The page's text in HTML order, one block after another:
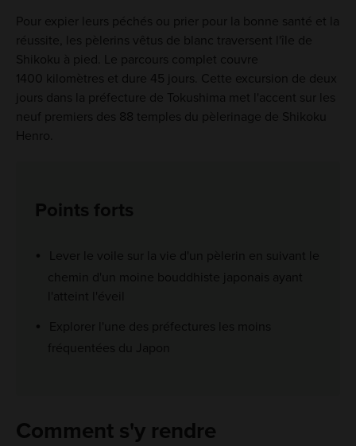
Pour expier leurs péchés ou prier pour la bonne santé et la
réussite, les pèlerins vêtus de blanc traversent l'île de
Shikoku à pied. Le parcours complet couvre
1400 kilomètres et dure 45 jours. Cette excursion de deux
jours dans la préfecture de Tokushima met l'accent sur les
neuf premiers des 88 temples du pèlerinage de Shikoku
Henro.
Points forts
Lever le voile sur la vie d'un pèlerin en suivant le
chemin d'un moine bouddhiste japonais ayant
l'atteint l'éveil
Explorer l'une des préfectures les moins
fréquentées du Japon
Comment s'y rendre